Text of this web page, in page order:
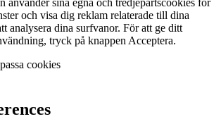
använder sina egna och tredjepartscookies för
och visa dig reklam relaterade till dina
analysera dina surfvanor. För att ge ditt
tryck på knappen Acceptera.
cookies